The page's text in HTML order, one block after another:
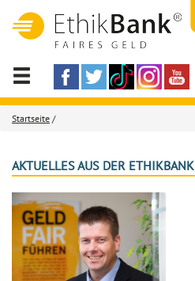
Startseite /
AKTUELLES AUS DER ETHIKBANK